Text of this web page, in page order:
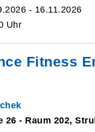
- 16.11.2026
Uhr
Fitness
26 - Raum 202,